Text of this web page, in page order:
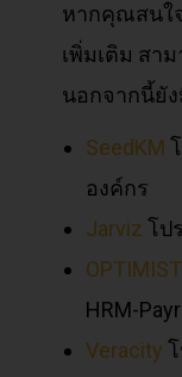
หากคุณสนใ
เพิ่มเติม สา
นอกจากนี้ยั
SeedKM
องค์กร
Jarviz โป
HRM-
Veracity